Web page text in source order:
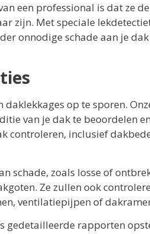
een professional is dat ze
zijn. Met speciale
onnodige schade aan je
op te sporen.
van je dak te beoordelen
controleren, inclusief
schade, zoals losse of
Ze zullen ook
ventilatiepijpen of
gedetailleerde rapporten